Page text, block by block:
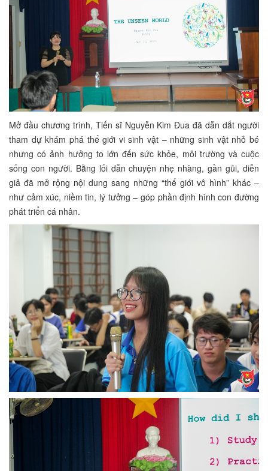
Mở đầu chương trình, Tiến sĩ Nguyễn Kim Đua đã dẫn dắt người
tham dự khám phá thế giới vi sinh vật – những sinh vật nhỏ bé
nhưng có ảnh hưởng to lớn đến sức khỏe, môi trường và cuộc
sống con người. Bằng lối dẫn chuyện nhẹ nhàng, gần gũi, diễn
giả đã mở rộng nội dung sang những “thế giới vô hình” khác –
như cảm xúc, niềm tin, lý tưởng – góp phần định hình con đường
phát triển cá nhân.